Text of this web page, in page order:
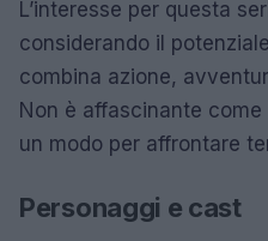
L’interesse per questa
considerando il
combina azione,
Non è affascinante
un modo per affrontare
Personaggi e cast